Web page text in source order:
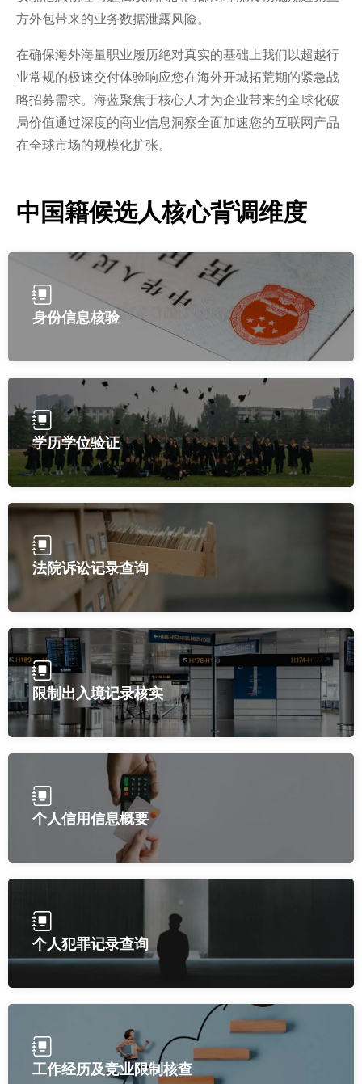
方外包带来的业务数据泄露风险。
在确保海外海量职业履历绝对真实的基础上我们以超越行
业常规的极速交付体验响应您在海外开城拓荒期的紧急战
略招募需求。海蓝聚焦于核心人才为企业带来的全球化破
局价值通过深度的商业信息洞察全面加速您的互联网产品
在全球市场的规模化扩张。
中国籍候选人核心背调维度
身份信息核验
学历学位验证
法院诉讼记录查询
限制出入境记录核实
个人信用信息概要
个人犯罪记录查询
工作经历及竞业限制核查